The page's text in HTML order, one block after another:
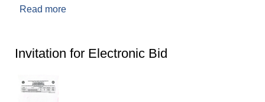
Read more
Invitation for Electronic Bid